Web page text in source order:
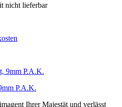
nicht lieferbar
P.A.K.
Ihrer Majestät und verlässt